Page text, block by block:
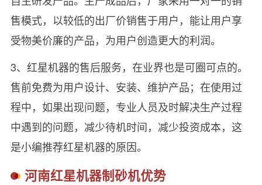
售模式，以较低的出厂价销售于用户，能让用户享
受物美价廉的产品，为用户创造更大的利润。
3、红星机器的售后服务，在业界也是可圈可点的。
售前免费为用户设计、安装、维护产品；在使用过
程中，如果出现问题，专业人员及时解决生产过程
中遇到的问题，减少待机时间，减少投资成本，这
是小编推荐红星机器的原因。
河南红星机器制砂机优势